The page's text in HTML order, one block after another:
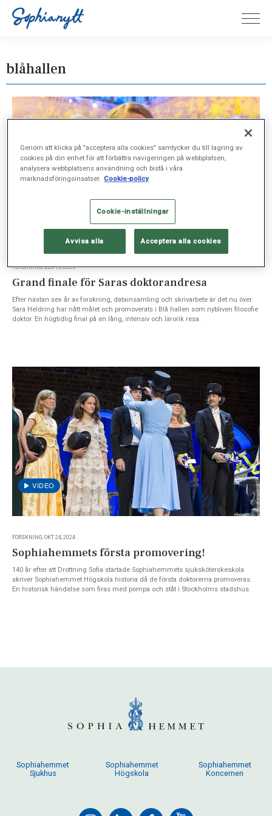
blåhallen
FORSKNING, DEC 10, 2025
Grand finale för Saras doktorandresa
Efter nästan sex år av forskning, datainsamling och skrivarbete är det nu över.
Sara Heldring har nått målet och promoverats i Blå hallen som nybliven filosofie
doktor. En högtidlig final på en lång, intensiv och lärorik resa.
FORSKNING, OKT 24, 2024
Sophiahemmets första promovering!
140 år efter att Drottning Sofia startade Sophiahemmets sjuksköterskeskola
skriver Sophiahemmet Högskola historia då de första doktorerna promoveras.
En historisk händelse som firas med pompa och ståt i Stockholms stadshus.
Sophiahemmet
Sjukhus
Sophiahemmet
Högskola
Sophiahemmet
Koncernen
Genom att klicka på "acceptera alla cookies" samtycker du till lagring av
cookies på din enhet för att förbättra navigeringen på webbplatsen,
analysera webbplatsens användning och bistå i våra
marknadsföringsinsatser. Cookie-policy
Cookie-inställningar
Avvisa alla Acceptera alla cookies